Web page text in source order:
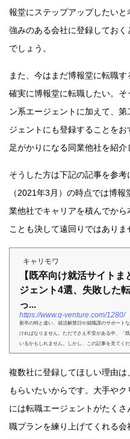
報堂にステップアップしたい
強みのある会社に登録してお
でしょう。
また、今はまだ博報堂に転職
確実に博報堂に転職したい。
ン系エージェントに加えて、
ジェントにも登録することを
足がかりになる同業他社を紹介
そうした方は下記の記事を参
（2021年3月）の時点では博
業他社でキャリアを積んでか
ことも決して遠回りではありま
キャリモワ
【既卒向け就活サイト
ジェント4選、失敗した
っ...
https://www.q-venture.com/1280/
新卒の時と違い、就活解禁日や就職課のサポート
ければなりません。ただでさえ不安がある中、「
いるかもしれません。しかし、この記事を見てく
複数社に登録してほしい理由
もらいたいからです。大手や
には転職エージェントがたく
職プランを練り上げてくれる